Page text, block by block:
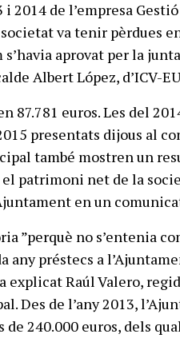
2014 de l’empresa
va tenir pèrdues
aprovat per la
Albert López, d’ICV-
87.781 euros. Les del
presentats dijous al
també mostren un
el patrimoni net de la
en un
”perquè no s’entenia
any préstecs a
explicat Raúl Valero,
Des de l’any 2013,
240.000 euros, dels